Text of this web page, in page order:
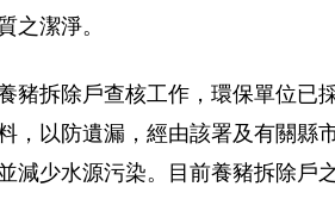
之潔淨。
豬拆除戶查核工作，環保單位
，以防遺漏，經由該署及有關
減少水源污染。目前養豬拆除戶